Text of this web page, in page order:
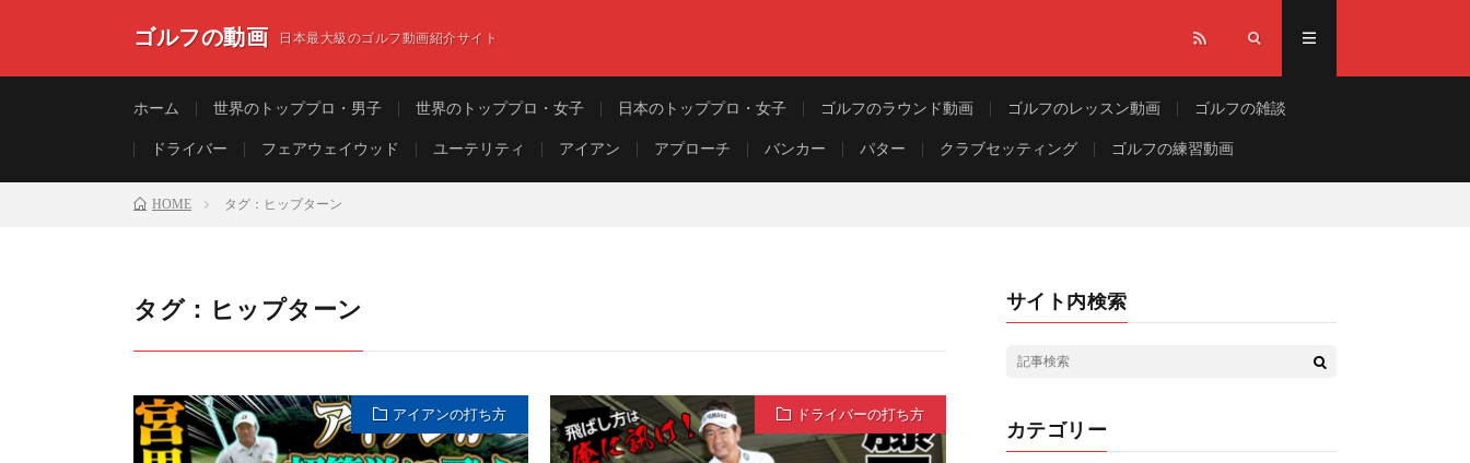
ゴルフの動画 日本最大級のゴルフ動画紹介サイト
ホーム 世界のトッププロ・男子 世界のトッププロ・女子 日本のトッププロ・女子 ゴルフのラウンド動画 ゴルフのレッスン動画 ゴルフの雑談
ドライバー フェアウェイウッド ユーテリティ アイアン アプローチ バンカー パター クラブセッティング ゴルフの練習動画
HOME タグ：ヒップターン
タグ：ヒップターン
アイアンの打ち方 ドライバーの打ち方
サイト内検索
カテゴリー